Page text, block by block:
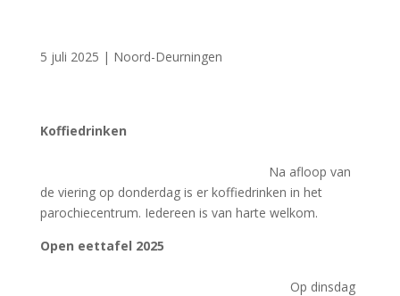
5 juli 2025 | Noord-Deurningen
Koffiedrinken
Na afloop van
de viering op donderdag is er koffiedrinken in het
parochiecentrum. Iedereen is van harte welkom.
Open eettafel 2025
Op dinsdag